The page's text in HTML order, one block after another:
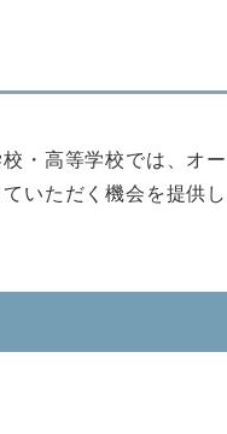
・高等学校では、オー
いただく機会を提供し